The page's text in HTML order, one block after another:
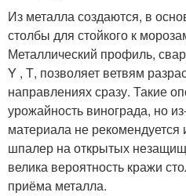
Из металла создаются, в
столбы для стойкого к
Металлический профиль,
Y , Т, позволяет ветвям
направлениях сразу. Такие
урожайность винограда, но
материала не рекомендуется
шпалер на открытых
велика вероятность кражи
приёма металла.